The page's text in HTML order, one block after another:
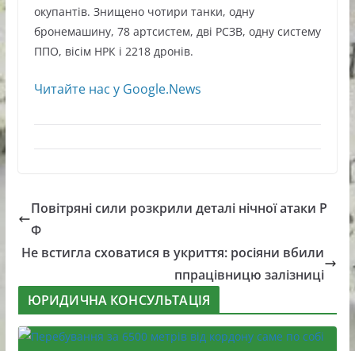
окупантів. Знищено чотири танки, одну
бронемашину, 78 артсистем, дві РСЗВ, одну систему
ППО, вісім НРК і 2218 дронів.
Читайте нас у Google.News
Повітряні сили розкрили деталі нічної атаки Р
Ф
Не встигла сховатися в укриття: росіяни вбили
ппрацівницю залізниці
ЮРИДИЧНА КОНСУЛЬТАЦІЯ